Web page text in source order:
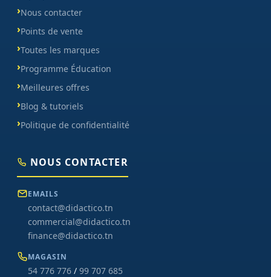
Nous contacter
Points de vente
Toutes les marques
Programme Éducation
Meilleures offres
Blog & tutoriels
Politique de confidentialité
NOUS CONTACTER
EMAILS
contact@didactico.tn
commercial@didactico.tn
finance@didactico.tn
MAGASIN
54 776 776 / 99 707 685